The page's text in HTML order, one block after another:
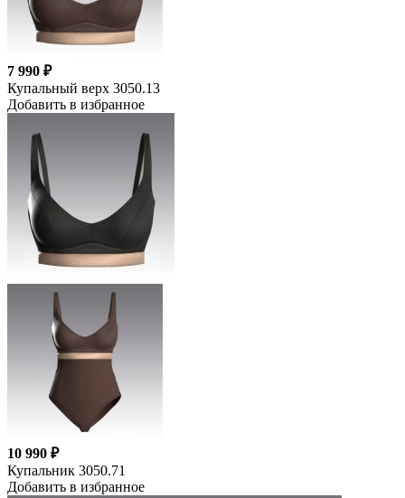
7 990 ₽
Купальный верх 3050.13
Добавить в избранное
10 990 ₽
Купальник 3050.71
Добавить в избранное